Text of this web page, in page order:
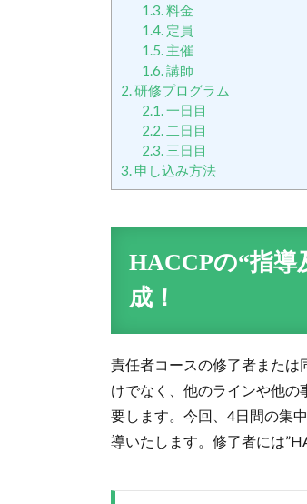
1.3.料金
1.4.定員
1.5.主催
1.6.講師
2.研修プログラム
2.1.一日目
2.2.二日目
2.3.三日目
3. 申し込み方法
HACCPの“指
成！
責任者コースの修了者または
けでなく、他のラインや他
要します。今回、4日間の集
導いたします。修了者には